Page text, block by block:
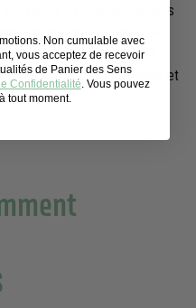
petits et grands voyages
partout avec vous ! Ces
sont disponibles en 4
Rosat, Jasmin précieux et
Non cumulable avec
vous acceptez de recevoir
de Panier des Sens
Confidentialité. Vous pouvez
tout moment.